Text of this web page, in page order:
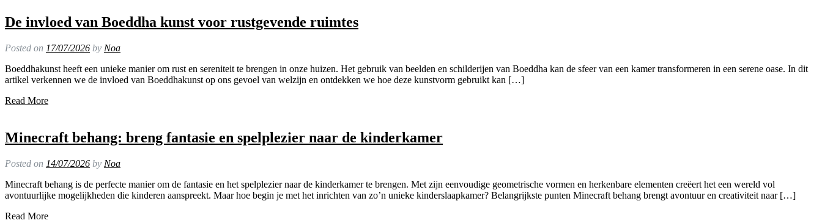
De invloed van Boeddha kunst voor rustgevende ruimtes
Posted on 17/07/2026 by Noa
Boeddhakunst heeft een unieke manier om rust en sereniteit te brengen in onze huizen. Het gebruik van beelden en schilderijen van Boeddha kan de sfeer van een kamer transformeren in een serene oase. In dit
artikel verkennen we de invloed van Boeddhakunst op ons gevoel van welzijn en ontdekken we hoe deze kunstvorm gebruikt kan […]
Read More
Minecraft behang: breng fantasie en spelplezier naar de kinderkamer
Posted on 14/07/2026 by Noa
Minecraft behang is de perfecte manier om de fantasie en het spelplezier naar de kinderkamer te brengen. Met zijn eenvoudige geometrische vormen en herkenbare elementen creëert het een wereld vol
avontuurlijke mogelijkheden die kinderen aanspreekt. Maar hoe begin je met het inrichten van zo’n unieke kinderslaapkamer? Belangrijkste punten Minecraft behang brengt avontuur en creativiteit naar […]
Read More